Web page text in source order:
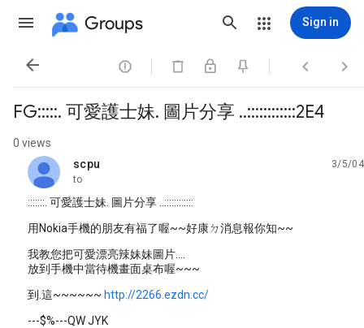
Groups Sign in
   
FG:::::. 可愛護士妹. 圖片分享 ..::::::::::::2E4
0 views
scpu
unread,
3/5/04
to
:::::::. 可愛護士妹. 圖片分享 ..::::::::::::
用Nokia手機的朋友有福了喔~~好康ㄉ消息報你知~~
我教您把可愛漂亮辣妹妹圖片....
放到手機中當待機畫面桌布喔~~~
到.這~~~~~~ http://2266.ezdn.cc/
---$%---QW JYK